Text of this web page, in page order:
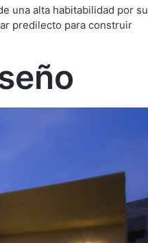
una alta habitabilidad por su
predilecto para construir